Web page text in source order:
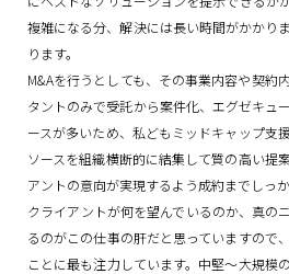
複雑になる分、解決には長い時間がかかり
ります。
M&Aを行うとしても、その事業内容や契約
タントのみで受託から案件化、エグゼキュ
ースが多いため、私どもミッドキャップ支
ソースを組織横断的に結集して質の高い提
アントの意向が実現するよう成約までしっ
クライアントが何を望んでいるのか、真の
るのがこの仕事の肝だと思っていますので
ことに最も注力しています。中堅～大規模